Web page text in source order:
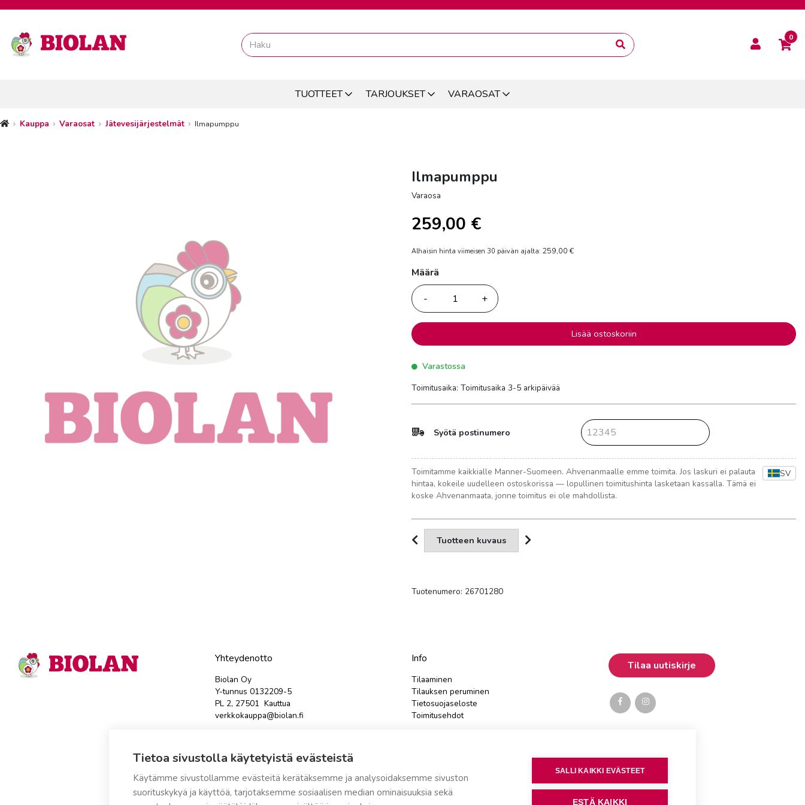
0
TUOTTEET TARJOUKSET VARAOSAT
EtusivuKauppa Varaosat Jätevesijärjestelmät Ilmapumppu
Ilmapumppu
Varaosa
259,00 €
Alhaisin hinta viimeisen 30 päivän ajalta: 259,00€
Määrä
Määrä
Lisää ostoskoriin
Varastossa
Toimitusaika: Toimitusaika 3-5 arkipäivää
Syötä postinumero
Toimitamme kaikkialle Manner-Suomeen. Ahvenanmaalle emme toimita. Jos laskuri ei palauta
hintaa, kokeile uudelleen ostoskorissa — lopullinen toimitushinta lasketaan kassalla. Tämä ei
koske Ahvenanmaata, jonne toimitus ei ole mahdollista.
SV
Tuotteen kuvaus
Tuotenumero: 26701280
Yhteydenotto
Biolan Oy
Y-tunnus 0132209-5
PL 2, 27501 Kauttua
verkkokauppa@biolan.fi
Tuotteen palautustilanteissa tulee ensin olla
Info
Tilaaminen
Tilauksen peruminen
Tietosuojaseloste
Toimitusehdot
Tietoa sivustolla käytetyistä evästeistä
Käytämme sivustollamme evästeitä kerätäksemme ja analysoidaksemme sivuston
suorituskykyä ja käyttöä, tarjotaksemme sosiaalisen median ominaisuuksia sekä
SALLI KAIKKI EVÄSTEET
ESTÄ KAIKKI